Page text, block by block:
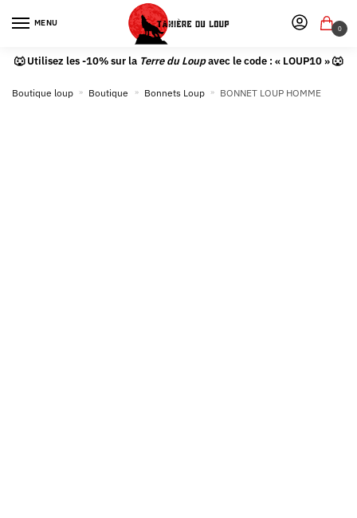
MENU
0
🐺 Utilisez les -10% sur la Terre du Loupavec le code : « LOUP10 » 🐺
Boutique loup » Boutique » Bonnets Loup » BONNET LOUP HOMME